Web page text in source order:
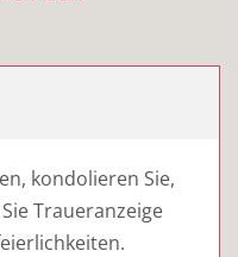
kondolieren Sie,
Traueranzeige